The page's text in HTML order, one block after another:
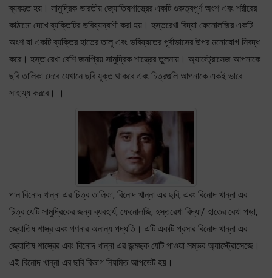
ব্যবহৃত হয়। সামুদ্রিক ভারতীয় জ্যোতিষশাস্ত্রের একটি গুরুত্বপূর্ণ অংশ এবং শরীরের
কাঠামো দেখে ব্যক্তিটির ভবিষ্যদ্বাণী করা হয়। হস্তরেখা বিদ্যা ফেনোলজির একটি
অংশ যা একটি ব্যক্তির হাতের তালু এবং ভবিষ্যতের পূর্বাভাসের উপর মনোযোগ নিবদ্ধ
করে। হস্ত রেখা বেশি জনপ্রিয় সামুদ্রিক শাস্ত্রের তুলনায়। অ্যাস্ট্রোসেজ আপনাকে
ছবি তালিকা দেবে যেখানে ছবি যুক্ত থাকবে এবং চিত্রগুলি আপনাকে একই ভাবে
সাহায্য করবে। ।
পান বিনোদ খান্না এর চিত্র তালিকা, বিনোদ খান্না এর ছবি, এবং বিনোদ খান্না এর
চিত্র যেটি সামুদ্রিকের জন্য ব্যবহার্য, ফেনোলজি, হস্তরেখা বিদ্যা/ হাতের রেখা পড়া,
জ্যোতিষ শাস্ত্র এবং গণনার অনান্য পদ্ধতি। এটি একটি প্রসার বিনোদ খান্না এর
জ্যোতিষ শাস্ত্রের এবং বিনোদ খান্না এর জন্মছক যেটি পাওয়া সম্ভব অ্যাস্ট্রোসেজে।
এই বিনোদ খান্না এর ছবি বিভাগ নিয়মিত আপডেট হয়।